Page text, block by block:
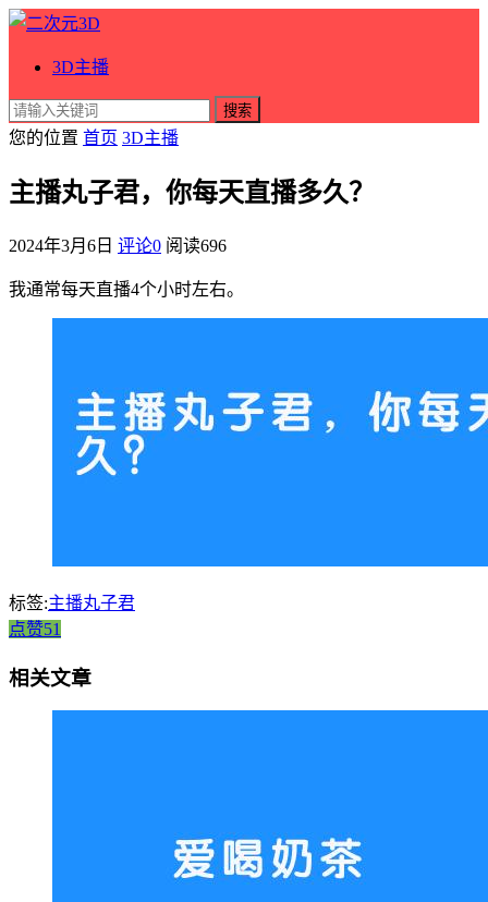
3D主播
搜索
您的位置 首页 3D主播
主播丸子君，你每天直播多久？
2024年3月6日 评论0 阅读696
我通常每天直播4个小时左右。
标签:主播丸子君
点赞51
相关文章